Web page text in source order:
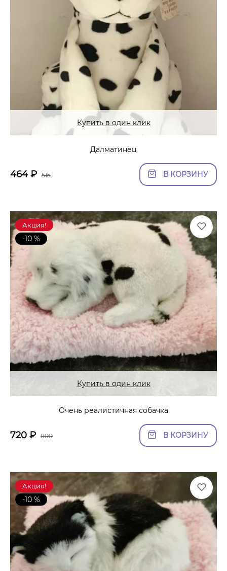
Купить в один клик
Далматинец
464₽ 515 В КОРЗИНУ
Акция!
-10 %
Купить в один клик
Очень реалистичная собачка
720 ₽ 800 В КОРЗИНУ
Акция!
-10 %